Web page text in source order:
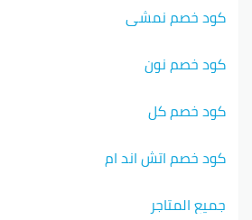
كود خصم نمشي
كود خصم نون
كود خصم كل
كود خصم اتش اند ام
جميع المتاجر